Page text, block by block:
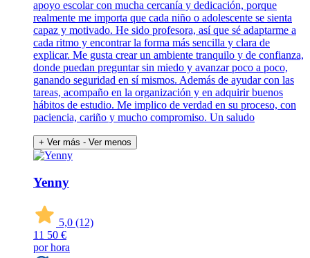
apoyo escolar con mucha cercanía y dedicación, porque
realmente me importa que cada niño o adolescente se sienta
capaz y motivado. He sido profesora, así que sé adaptarme a
cada ritmo y encontrar la forma más sencilla y clara de
explicar. Me gusta crear un ambiente tranquilo y de confianza,
donde puedan preguntar sin miedo y avanzar poco a poco,
ganando seguridad en sí mismos. Además de ayudar con las
tareas, acompaño en la organización y en adquirir buenos
hábitos de estudio. Me implico de verdad en su proceso, con
paciencia, cariño y mucho compromiso. Un saludo
+ Ver más - Ver menos
Yenny
5,0 (12)
11 50 €
por hora